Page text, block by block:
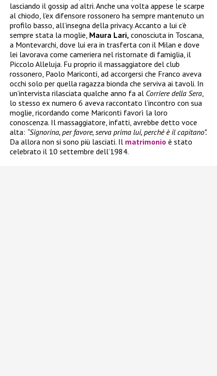
lasciando il gossip ad altri. Anche una volta appese le scarpe
al chiodo, l’ex difensore rossonero ha sempre mantenuto un
profilo basso, all’insegna della privacy. Accanto a lui c’è
sempre stata la moglie, Maura Lari, conosciuta in Toscana,
a Montevarchi, dove lui era in trasferta con il Milan e dove
lei lavorava come cameriera nel ristornate di famiglia, il
Piccolo Alleluja. Fu proprio il massaggiatore del club
rossonero, Paolo Mariconti, ad accorgersi che Franco aveva
occhi solo per quella ragazza bionda che serviva ai tavoli. In
un’intervista rilasciata qualche anno fa al Corriere della Sera,
lo stesso ex numero 6 aveva raccontato l’incontro con sua
moglie, ricordando come Mariconti favorì la loro
conoscenza. Il massaggiatore, infatti, avrebbe detto voce
alta: “Signorina, per favore, serva prima lui, perché è il capitano”.
Da allora non si sono più lasciati. Il matrimonio è stato
celebrato il 10 settembre dell’1984.